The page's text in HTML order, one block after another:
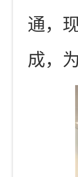
通，
成，